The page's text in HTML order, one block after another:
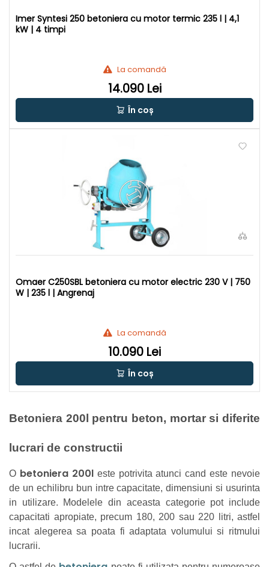
Imer Syntesi 250 betoniera cu motor termic 235 l | 4,1
kW | 4 timpi
La comandă
14.090 Lei
În coș
Omaer C250SBL betoniera cu motor electric 230 V | 750
W | 235 l | Angrenaj
La comandă
10.090 Lei
În coș
Betoniera 200l pentru beton, mortar si diferite
lucrari de constructii
O betoniera 200l este potrivita atunci cand este nevoie
de un echilibru bun intre capacitate, dimensiuni si usurinta
in utilizare. Modelele din aceasta categorie pot include
capacitati apropiate, precum 180, 200 sau 220 litri, astfel
incat alegerea sa poata fi adaptata volumului si ritmului
lucrarii.